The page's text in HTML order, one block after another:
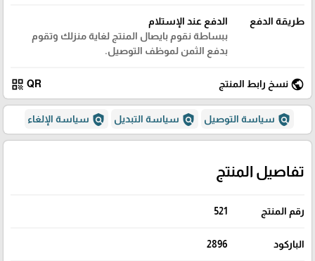
طريقة الدفع
الدفع عند الإستلام
ببساطة نقوم بايصال المنتج لغاية منزلك وتقوم
بدفع الثمن لموظف التوصيل.
public نسخ رابط المنتج QR
qr_code
policy سياسة التوصيل policy سياسة التبديل policy سياسة الإلغاء
تفاصيل المنتج
رقم المنتج 521
الباركود 2896